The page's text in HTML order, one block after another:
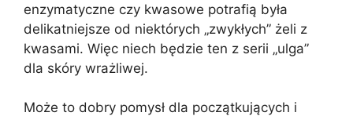
enzymatyczne czy kwasowe potrafią była
delikatniejsze od niektórych „zwykłych” żeli z
kwasami. Więc niech będzie ten z serii „ulga”
dla skóry wrażliwej.
Może to dobry pomysł dla początkujących i